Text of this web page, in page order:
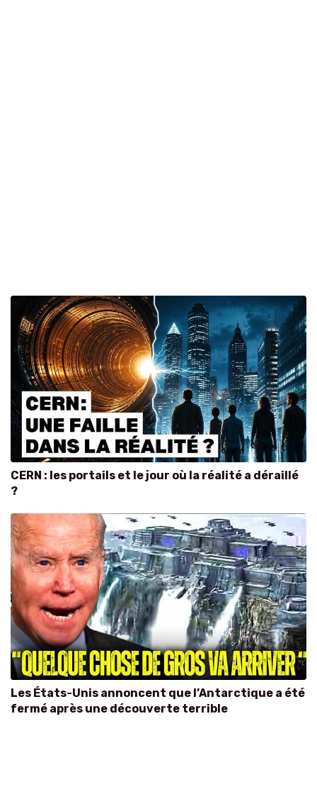
CERN : les portails et le jour où la réalité a déraillé
?
Les États-Unis annoncent que l’Antarctique a été
fermé après une découverte terrible